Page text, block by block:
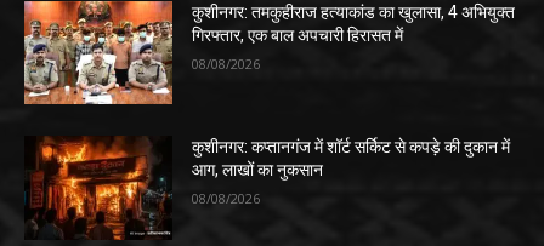
कुशीनगर: तमकुहीराज हत्याकांड का खुलासा, 4 अभियुक्त
गिरफ्तार, एक बाल अपचारी हिरासत में
08/08/2026
कुशीनगर: कप्तानगंज में शॉर्ट सर्किट से कपड़े की दुकान में
आग, लाखों का नुकसान
08/08/2026